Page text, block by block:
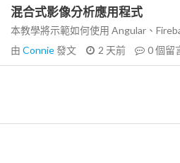
混合式影像分析應用程式
本教學將示範如何使用 Angular、
由 Connie發文 2 天前 0個留